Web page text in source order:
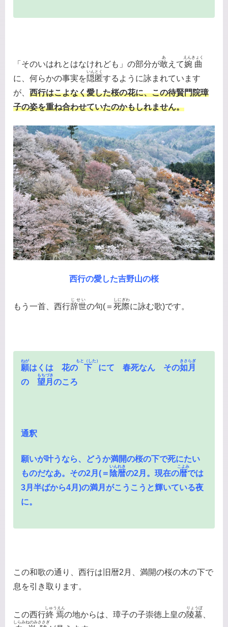
「そのいはれとはなけれども」の部分が敢
あ
えて婉曲
えんきょく
に、何らかの事実を隠匿
いんとく
するように詠まれています
が、 西行はこよなく愛した桜の花に、この待賢門院璋
子の姿を重ね合わせていたのかもしれません。
西行の愛した吉野山の桜
もう一首、西行辞世
じせい
の句(＝ 死際
しにぎわ
に詠む歌)です。
願
ねが
はくは 花の 下
もと（した）
にて 春死なん その如月
きさらぎ
の 望月
もちづき
のころ
通釈
願いが叶うなら、どうか満開の桜の下で死にたい
ものだなあ。その2月(＝ 陰暦
いんれき
の2月。現在の暦
こよみ
では
3月半ばから4月)の満月がこうこうと輝いている夜
に。
この和歌の通り、西行は旧暦2月、満開の桜の木の下で
息を引き取ります。
この西行終焉
しゅうえん
の地からは、璋子の子崇徳上皇の陵墓
りょうぼ
しらみねのみささぎ